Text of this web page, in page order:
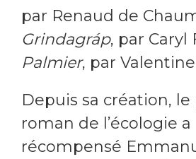
par Renaud de
Grindagráp, par Caryl
Palmier, par
Depuis sa création, le
roman de l’écologie a
récompensé